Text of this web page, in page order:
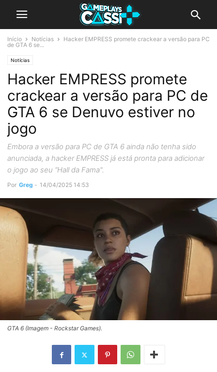
Início Notícias
Hacker EMPRESS promete crackear a versão para PC
de GTA 6 se...
Notícias
Hacker EMPRESS promete
crackear a versão para PC de
GTA 6 se Denuvo estiver no
jogo
Embora a versão para PC de GTA 6 ainda não tenha sido
anunciada, a hacker EMPRESS já está pronta para adicionar
o jogo ao seu “Hall da Fama".
Por Greg - 14/04/2025 14:53
GTA 6 (Imagem - Rockstar Games).